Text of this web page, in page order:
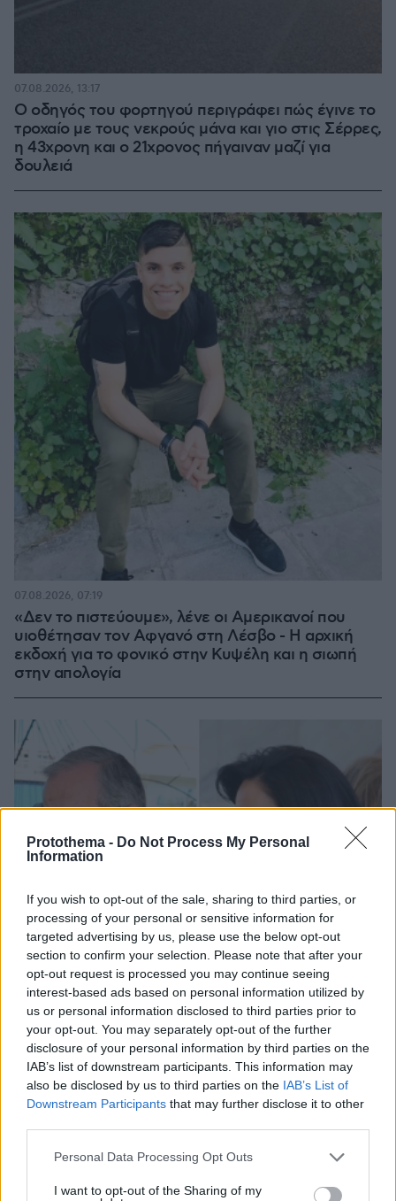
Protothema - Do Not Process My Personal
Information
If you wish to opt-out of the sale, sharing to third parties, or
processing of your personal or sensitive information for
targeted advertising by us, please use the below opt-out
section to confirm your selection. Please note that after your
opt-out request is processed you may continue seeing
interest-based ads based on personal information utilized by
us or personal information disclosed to third parties prior to
your opt-out. You may separately opt-out of the further
disclosure of your personal information by third parties on the
IAB’s list of downstream participants. This information may
also be disclosed by us to third parties on the IAB’s List of
Downstream Participants that may further disclose it to other
Please note that this website/app uses one or more Google
not limited to your visit or usage behaviour. You may click to
Personal Data Processing Opt Outs
I want to opt-out of the Sharing of my
Ο οδηγός του φορτηγού περιγράφει πώς έγινε το
τροχαίο με τους νεκρούς μάνα και γιο στις Σέρρες,
η 43χρονη και ο 21χρονος πήγαιναν μαζί για
δουλειά
07.08.2026, 13:17
«Δεν το πιστεύουμε», λένε οι Αμερικανοί που
υιοθέτησαν τον Αφγανό στη Λέσβο - Η αρχική
εκδοχή για το φονικό στην Κυψέλη και η σιωπή
στην απολογία
07.08.2026, 07:19
Στο Α΄ Νεκροταφείο το μνημόσυνο για τον έναν
07.08.2026, 10:26
Συνελήφθη στη Γερμανία 31χρονος